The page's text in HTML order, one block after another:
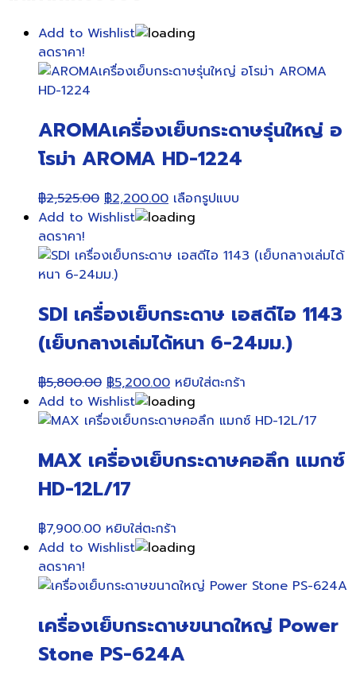
Add to Wishlist
ลดราคา!
AROMAเครื่องเย็บกระดาษรุ่นใหญ่ อ
โรม่า AROMA HD-1224
฿2,525.00 Original
price
฿2,525.00.
฿2,200.00Current
price
฿2,200.00.
เลือกรูปแบบ
multiple
options
may
be
on
product
Add to Wishlist
ลดราคา!
SDI เครื่องเย็บกระดาษ เอสดีไอ 1143
(เย็บกลางเล่มได้หนา 6-24มม.)
฿5,800.00 Original
price
was:
฿5,200.00Current
price
is:
หยิบใส่ตะกร้า
Add to Wishlist
MAX เครื่องเย็บกระดาษคอลึก แมกซ์
HD-12L/17
฿7,900.00 หยิบใส่ตะกร้า
Add to Wishlist
ลดราคา!
เครื่องเย็บกระดาษขนาดใหญ่ Power
Stone PS-624A